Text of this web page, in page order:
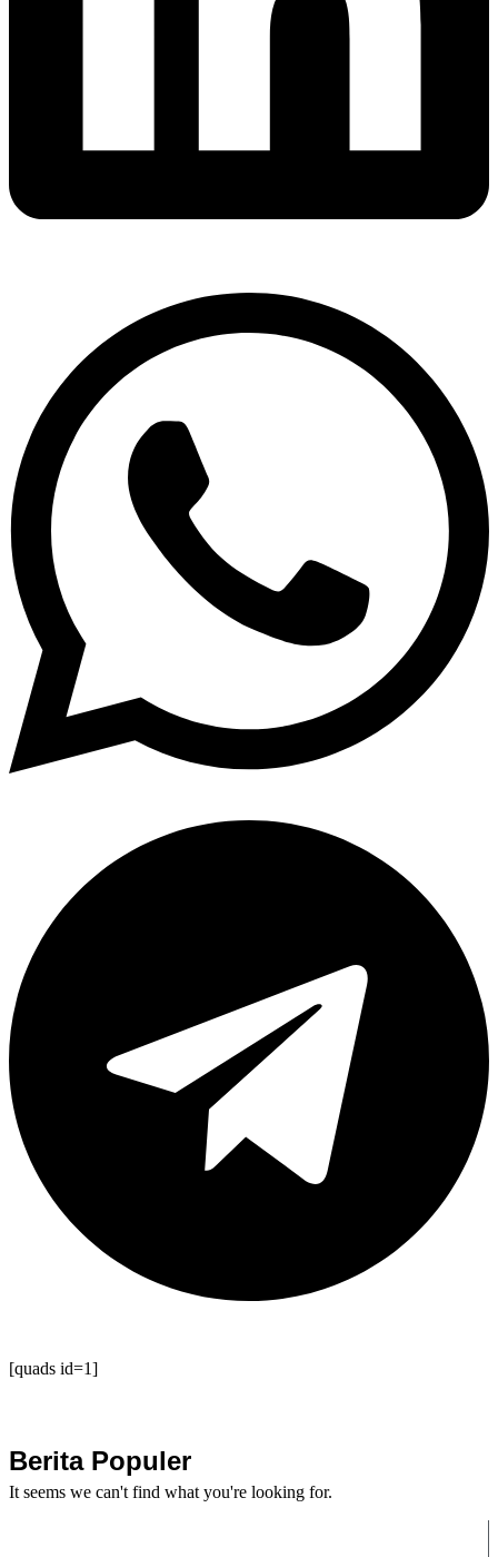
[quads id=1]
Berita Populer
It seems we can't find what you're looking for.